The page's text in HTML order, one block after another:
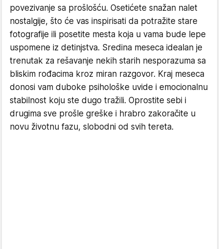
povezivanje sa prošlošću. Osetićete snažan nalet
nostalgije, što će vas inspirisati da potražite stare
fotografije ili posetite mesta koja u vama bude lepe
uspomene iz detinjstva. Sredina meseca idealan je
trenutak za rešavanje nekih starih nesporazuma sa
bliskim rođacima kroz miran razgovor. Kraj meseca
donosi vam duboke psihološke uvide i emocionalnu
stabilnost koju ste dugo tražili. Oprostite sebi i
drugima sve prošle greške i hrabro zakoračite u
novu životnu fazu, slobodni od svih tereta.